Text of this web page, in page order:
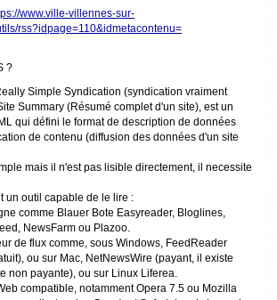
www.ville-villennes-sur-
rss?idpage=110&idmetacontenu=
?
Simple Syndication (syndication vraiment
Summary (Résumé complet d'un site), est un
qui défini le format de description de données
de contenu (diffusion des données d'un site
mais il n'est pas lisible directement, il necessite
un outil capable de le lire :
comme Blauer Bote Easyreader, Bloglines,
NewsFarm ou Plazoo.
de flux comme, sous Windows, FeedReader
ou sur Mac, NetNewsWire (payant, il existe
non payante), ou sur Linux Liferea.
compatible, notamment Opera 7.5 ou Mozilla